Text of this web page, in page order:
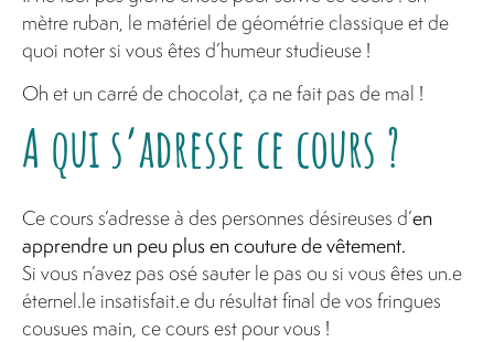
mètre ruban, le matériel de géométrie classique et de
quoi noter si vous êtes d’humeur studieuse !
Oh et un carré de chocolat, ça ne fait pas de mal !
A qui s’adresse ce cours ?
Ce cours s’adresse à des personnes désireuses d’en
apprendre un peu plus en couture de vêtement.
Si vous n’avez pas osé sauter le pas ou si vous êtes un.e
éternel.le insatisfait.e du résultat final de vos fringues
cousues main, ce cours est pour vous !